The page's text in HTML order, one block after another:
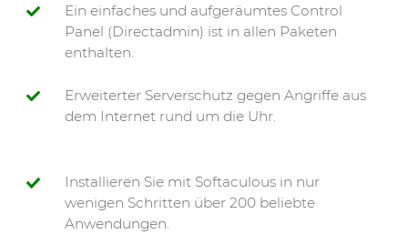
Ein einfaches und aufgeräumtes Control
Panel (Directadmin) ist in allen Paketen
enthalten.
Erweiterter Serverschutz gegen Angriffe aus
dem Internet rund um die Uhr.
Installieren Sie mit Softaculous in nur
wenigen Schritten über 200 beliebte
Anwendungen.